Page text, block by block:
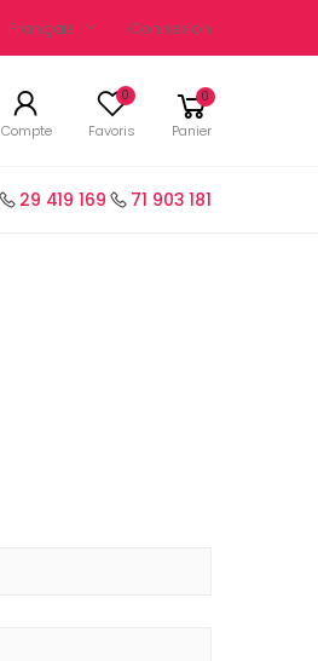
Français Connexion
Compte
0
Favoris
0
Panier
29 419 169 71 903 181